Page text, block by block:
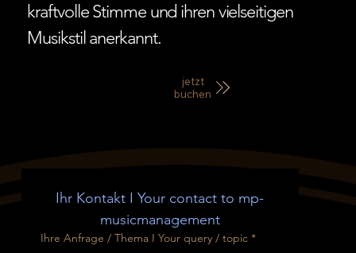
jetzt
buchen
kraftvolle Stimme und ihren vielseitigen
Musikstil anerkannt.
Ihr Kontakt I Your contact to mp-
musicmanagement
Ihre Anfrage / Thema I Your query / topic *